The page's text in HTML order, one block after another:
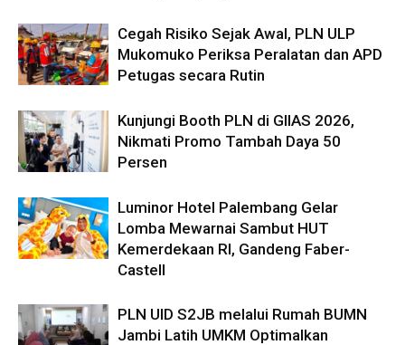
Cegah Risiko Sejak Awal, PLN ULP
Mukomuko Periksa Peralatan dan APD
Petugas secara Rutin
Kunjungi Booth PLN di GIIAS 2026,
Nikmati Promo Tambah Daya 50
Persen
Luminor Hotel Palembang Gelar
Lomba Mewarnai Sambut HUT
Kemerdekaan RI, Gandeng Faber-
Castell
PLN UID S2JB melalui Rumah BUMN
Jambi Latih UMKM Optimalkan